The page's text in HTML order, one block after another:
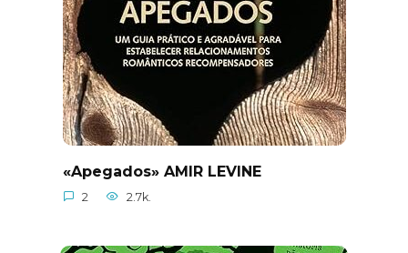
«Apegados» AMIR LEVINE
2 2.7k.